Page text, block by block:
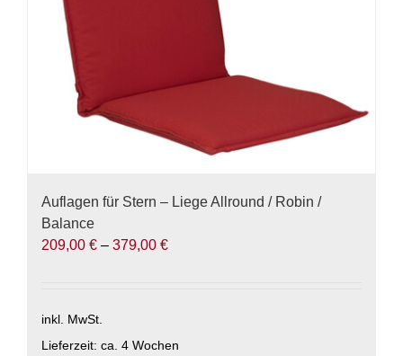
Auflagen für Stern – Liege Allround / Robin /
Balance
209,00 € – 379,00 €
inkl. MwSt.
Lieferzeit: ca. 4 Wochen